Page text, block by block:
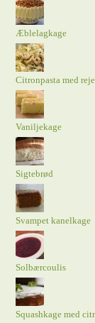
Æblelagkage
Citronpasta med
Vaniljekage
Sigtebrød
Svampet kanelkage
Solbærcoulis
Squashkage med